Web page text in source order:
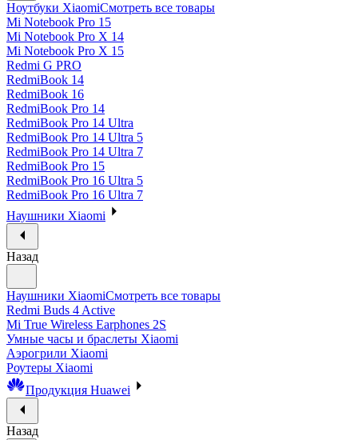
Ноутбуки XiaomiСмотреть все товары
Mi Notebook Pro 15
Mi Notebook Pro X 14
Mi Notebook Pro X 15
Redmi G PRO
RedmiBook 14
RedmiBook 16
RedmiBook Pro 14
RedmiBook Pro 14 Ultra
RedmiBook Pro 14 Ultra 5
RedmiBook Pro 14 Ultra 7
RedmiBook Pro 15
RedmiBook Pro 16 Ultra 5
RedmiBook Pro 16 Ultra 7
Наушники Xiaomi
Назад
Наушники XiaomiСмотреть все товары
Redmi Buds 4 Active
Mi True Wireless Earphones 2S
Умные часы и браслеты Xiaomi
Аэрогрили Xiaomi
Роутеры Xiaomi
Продукция Huawei
Назад